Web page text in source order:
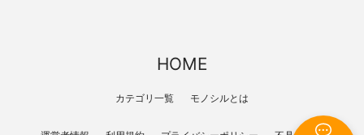
HOME
カテゴリ一覧 モノシルとは